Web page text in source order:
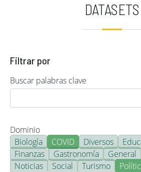
DATASETS
Filtrar por
Buscar palabras clave
Dominio
Biología
COVID Diversos
Finanzas
Gastronomía General
Noticias
Social Turismo